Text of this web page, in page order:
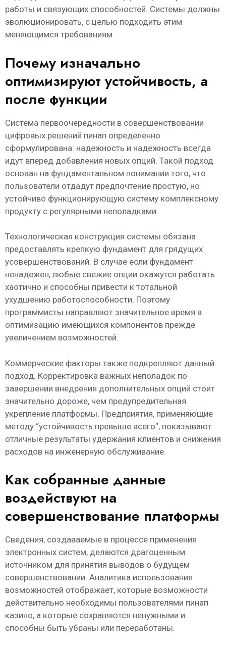
работы и связующих способностей. Системы должны
эволюционировать, с целью подходить этим
меняющимся требованиям.
Почему изначально
оптимизируют устойчивость, а
после функции
Система первоочередности в совершенствовании
цифровых решений пинап определенно
сформулирована: надежность и надежность всегда
идут вперед добавления новых опций. Такой подход
основан на фундаментальном понимании того, что
пользователи отдадут предпочтение простую, но
устойчиво функционирующую систему комплексному
продукту с регулярными неполадками.
Технологическая конструкция системы обязана
предоставлять крепкую фундамент для грядущих
усовершенствований. В случае если фундамент
ненадежен, любые свежие опции окажутся работать
хаотично и способны привести к тотальной
ухудшению работоспособности. Поэтому
программисты направляют значительное время в
оптимизацию имеющихся компонентов прежде
увеличением возможностей.
Коммерческие факторы также подкрепляют данный
подход. Корректировка важных неполадок по
завершении внедрения дополнительных опций стоит
значительно дороже, чем предупредительная
укрепление платформы. Предприятия, применяющие
методу “устойчивость превыше всего”, показывают
отличные результаты удержания клиентов и снижения
расходов на инженерную обслуживание.
Как собранные данные
воздействуют на
совершенствование платформы
Сведения, создаваемые в процессе применения
электронных систем, делаются драгоценным
источником для принятия выводов о будущем
совершенствовании. Аналитика использования
возможностей отображает, которые возможности
действительно необходимы пользователями пинап
казино, а которые сохраняются ненужными и
способны быть убраны или переработаны.